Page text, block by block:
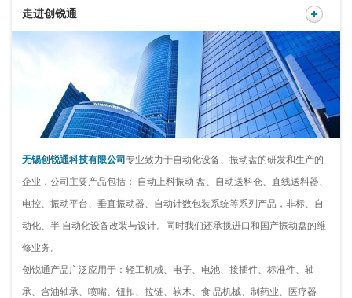
走进创锐通
无锡创锐通科技有限公司专业致力于自动化设备、振动盘的研发和生产的
企业，公司主要产品包括： 自动上料振动 盘、自动送料仓、直线送料器、
电控、振动平台、垂直振动器、自动计数包装系统等系列产品，非标、自
动化、半 自动化设备改装与设计。同时我们还承揽进口和国产振动盘的维
修业务。
创锐通产品广泛应用于：轻工机械、电子、电池、接插件、标准件、轴
承、含油轴承、喷嘴、钮扣、拉链、软木、食 品机械、制药业、医疗器